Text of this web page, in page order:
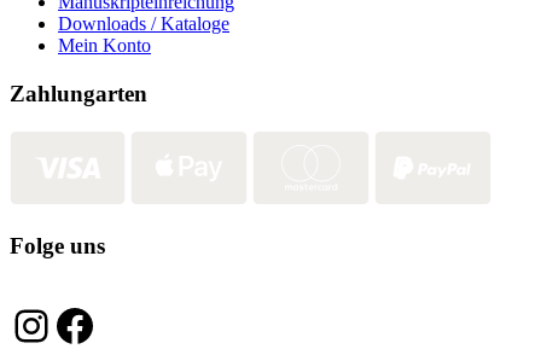
Downloads / Kataloge
Mein Konto
Zahlungarten
Folge uns
Instagram
Facebook